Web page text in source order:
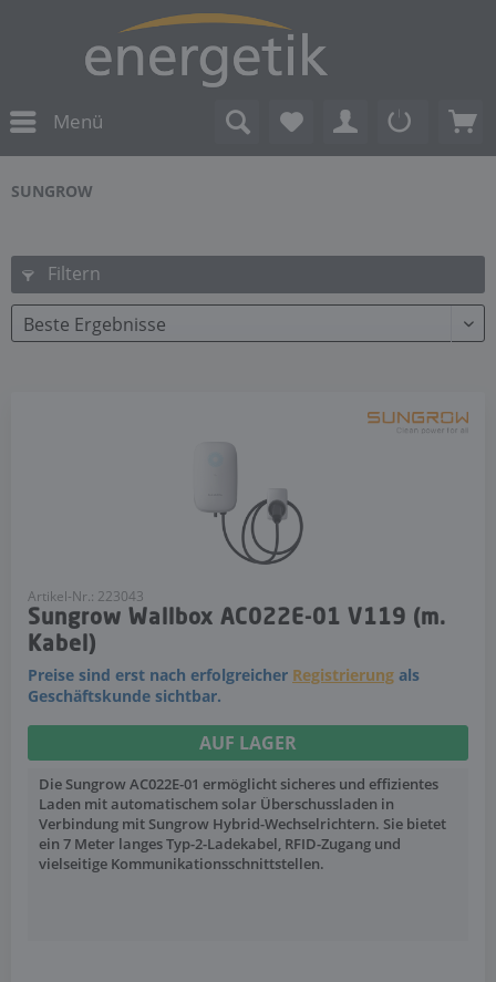
Menü
SUNGROW
Filtern
Artikel-Nr.: 223043
Sungrow Wallbox AC022E-01 V119 (m.
Kabel)
Preise sind erst nach erfolgreicher Registrierung als
Geschäftskunde sichtbar.
AUF LAGER
Die Sungrow AC022E-01 ermöglicht sicheres und effizientes
Laden mit automatischem solar Überschussladen in
Verbindung mit Sungrow Hybrid-Wechselrichtern. Sie bietet
ein 7 Meter langes Typ-2-Ladekabel, RFID-Zugang und
vielseitige Kommunikationsschnittstellen.